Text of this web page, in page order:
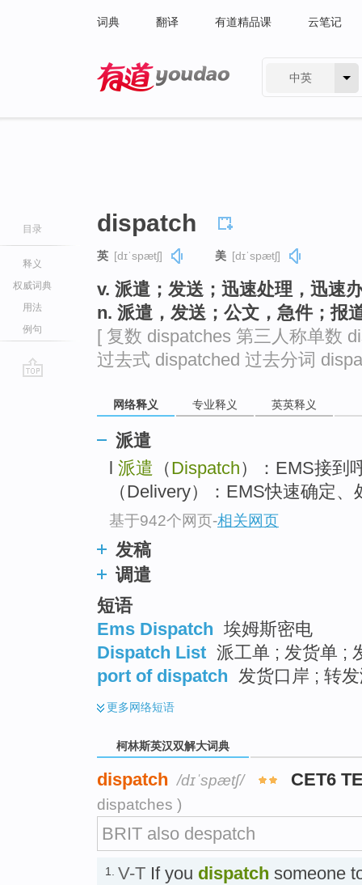
词典 翻译 有道精品课 云笔记
中英
目录
释义
权威词典
用法
例句
dispatch
英 [dɪˈspætʃ] 美 [dɪˈspætʃ]
v. 派遣；发送；迅速处理，迅速
n. 派遣，发送；公文，急件；报
[ 复数 dispatches 第三人称单数
过去式 dispatched 过去分词
网络释义 专业释义 英英释义
派遣
派遣 （Dispatch）：EMS接到
（Delivery）：EMS快速确定
基于942个网页-相关网页
发稿
调遣
短语
Ems Dispatch 埃姆斯密电
Dispatch List 派工单 ; 发货单 ;
port of dispatch 发货口岸 ; 转
更多网络短语
柯林斯英汉双解大词典
dispatch /dɪˈspætʃ/ CET6
dispatches )
BRIT also despatch
1. V-T If you dispatch someone